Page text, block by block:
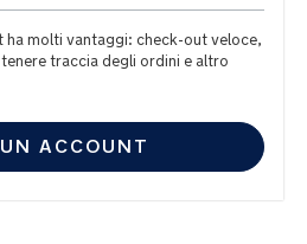
ha molti vantaggi: check-out veloce,
traccia degli ordini e altro
ACCOUNT